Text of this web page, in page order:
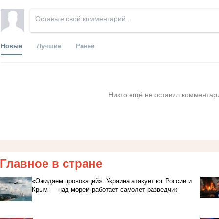
Новые Лучшие Ранее
Никто ещё не оставил
Главное в стране
«Ожидаем провокаций»: Украина атакует юг России и
Крым — над морем работает самолет-разведчик